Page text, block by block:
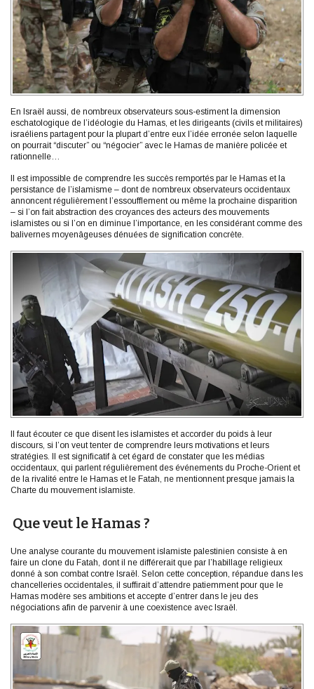
En Israël aussi, de nombreux observateurs sous-estiment la dimension
eschatologique de l’idéologie du Hamas, et les dirigeants (civils et militaires)
israéliens partagent pour la plupart d’entre eux l’idée erronée selon laquelle
on pourrait “discuter” ou “négocier” avec le Hamas de manière policée et
rationnelle…
Il est impossible de comprendre les succès remportés par le Hamas et la
persistance de l’islamisme – dont de nombreux observateurs occidentaux
annoncent régulièrement l’essoufflement ou même la prochaine disparition
– si l’on fait abstraction des croyances des acteurs des mouvements
islamistes ou si l’on en diminue l’importance, en les considérant comme des
balivernes moyenâgeuses dénuées de signification concrète.
Il faut écouter ce que disent les islamistes et accorder du poids à leur
discours, si l’on veut tenter de comprendre leurs motivations et leurs
stratégies. Il est significatif à cet égard de constater que les médias
occidentaux, qui parlent régulièrement des événements du Proche-Orient et
de la rivalité entre le Hamas et le Fatah, ne mentionnent presque jamais la
Charte du mouvement islamiste.
Que veut le Hamas ?
Une analyse courante du mouvement islamiste palestinien consiste à en
faire un clone du Fatah, dont il ne différerait que par l’habillage religieux
donné à son combat contre Israël. Selon cette conception, répandue dans les
chancelleries occidentales, il suffirait d’attendre patiemment pour que le
Hamas modère ses ambitions et accepte d’entrer dans le jeu des
négociations afin de parvenir à une coexistence avec Israël.